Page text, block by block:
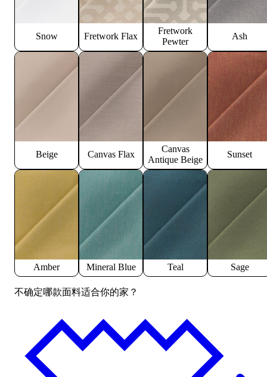
Snow Fretwork Flax
Fretwork
Pewter
Ash
Beige Canvas Flax
Canvas
Antique Beige
Sunset
Amber Mineral Blue Teal Sage
不确定哪款面料适合你的家？